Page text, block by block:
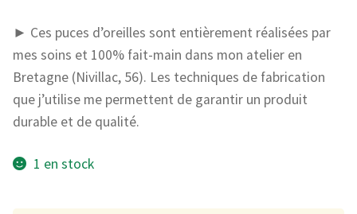
► Ces puces d’oreilles sont entièrement réalisées par
mes soins et 100% fait-main dans mon atelier en
Bretagne (Nivillac, 56). Les techniques de fabrication
que j’utilise me permettent de garantir un produit
durable et de qualité.
1 en stock